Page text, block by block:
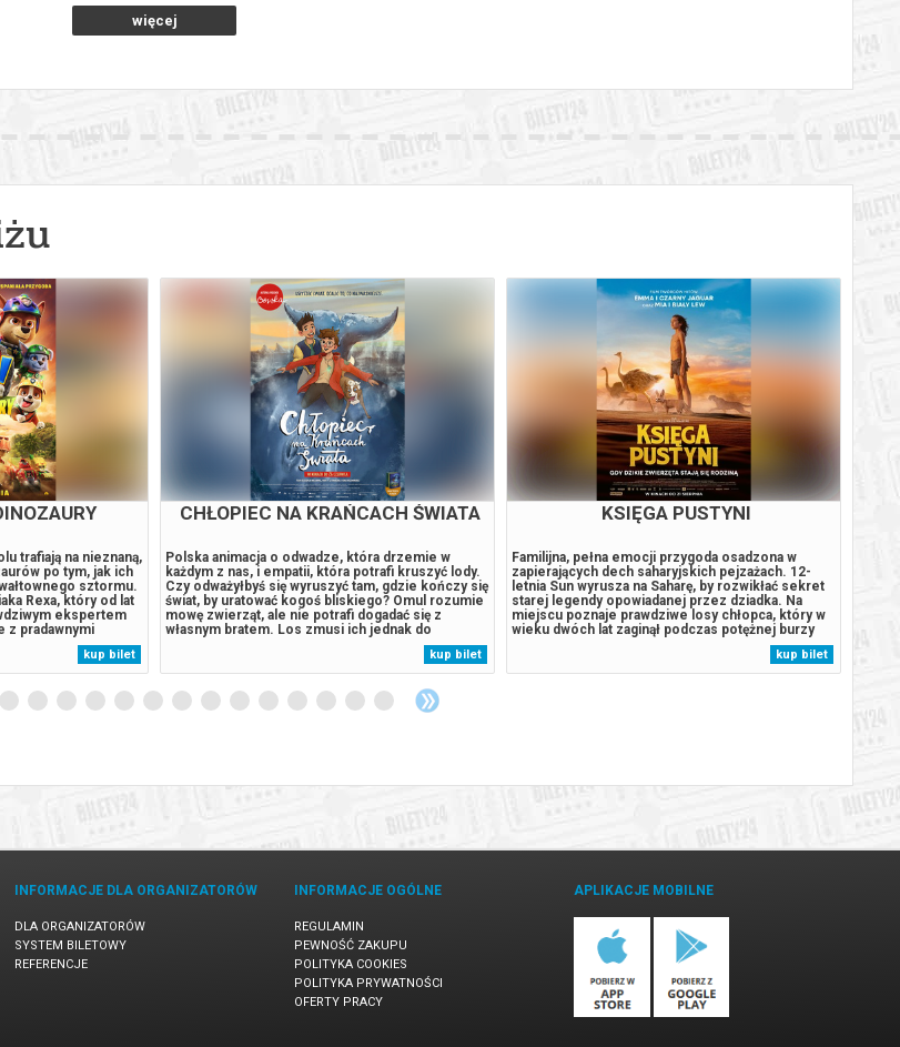
więcej
trafiają na nieznaną,
po tym, jak ich
sztormu.
Rexa, który od lat
ekspertem
z pradawnymi
spod kontroli, gdy
Humdinger,
kup bilet
CHŁOPIEC NA KRAŃCACH ŚWIATA
Polska animacja o odwadze, która drzemie w
każdym z nas, i empatii, która potrafi kruszyć lody.
Czy odważyłbyś się wyruszyć tam, gdzie kończy się
świat, by uratować kogoś bliskiego? Omul rozumie
mowę zwierząt, ale nie potrafi dogadać się z
własnym bratem. Los zmusi ich jednak do
współpracy, gdy mityczna istota odbierze duszę
ich siostrze. To nie będzie jednak tylko walka z
czasem i magią, ale przede...
kup bilet
KSIĘGA PUSTYNI
Familijna, pełna emocji przygoda osadzona w
zapierających dech saharyjskich pejzażach. 12-
letnia Sun wyrusza na Saharę, by rozwikłać sekret
starej legendy opowiadanej przez dziadka. Na
miejscu poznaje prawdziwe losy chłopca, który w
wieku dwóch lat zaginął podczas potężnej burzy
piaskowej. Pozostawiony na pastwę pustyni,
zostaje cudownie ocalony przez stadko strusi.
Spędza z nimi następne dziesięć...
kup bilet
INFORMACJE DLA ORGANIZATORÓW
DLA ORGANIZATORÓW
SYSTEM BILETOWY
REFERENCJE
INFORMACJE OGÓLNE
REGULAMIN
PEWNOŚĆ ZAKUPU
POLITYKA COOKIES
POLITYKA PRYWATNOŚCI
OFERTY PRACY
APLIKACJE MOBILNE